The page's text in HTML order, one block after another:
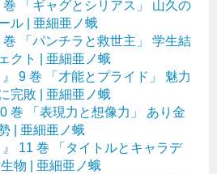
「ギャグとシリアス」 山久の
ル | 亜細亜ノ蛾
「パンチラと救世主」 学生結
クト | 亜細亜ノ蛾
』 9 巻 「才能とプライド」 魅力
完敗 | 亜細亜ノ蛾
巻 「表現力と想像力」 あり金
| 亜細亜ノ蛾
』 11 巻 「タイトルとキャラデ
物 | 亜細亜ノ蛾